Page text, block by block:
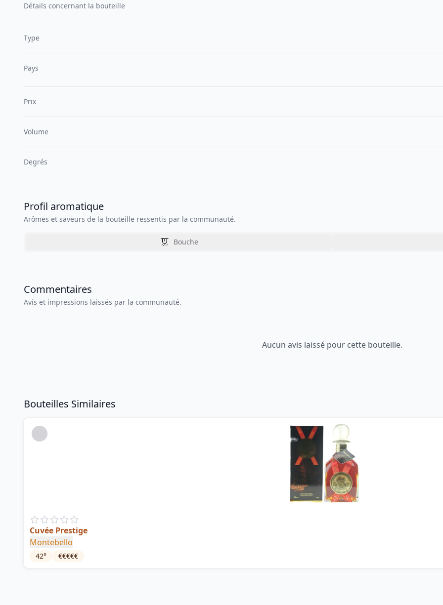
Détails concernant la bouteille
Type
Pays
Prix
Volume
Degrés
Profil aromatique
Arômes et saveurs de la bouteille ressentis par la communauté.
Bouche
Commentaires
Avis et impressions laissés par la communauté.
Aucun avis laissé pour cette bouteille.
Bouteilles Similaires
Cuvée Prestige
Montebello
42° €€€€€